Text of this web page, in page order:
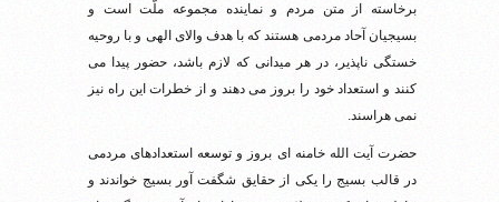
برخاسته از متن مردم و نماینده مجموعه ملّت است و
بسیجیان آحاد مردمی هستند که با هدف والای الهی و با روحیه
خستگی ناپذیر، در هر میدانی که لازم باشد، حضور پیدا می
کنند و استعداد خود را بروز می دهند و از خطرات این راه نیز
نمی هراسند.
حضرت آیت الله خامنه ای بروز و توسعه استعدادهای مردمی
در قالب بسیج را یکی از حقایق شگفت آور بسیج خواندند و